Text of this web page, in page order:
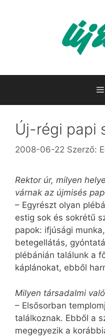
Új-régi papi
2008-06-22 Szerző:
Rektor úr, milyen
várnak az újmisés
– Egyrészt olyan
estig sok és sokrétű
papok: ifjúsági
betegellátás,
plébánián találunk a
káplánokat, ebből
Milyen társadalmi
– Elsősorban
találkoznak. Ebből a
megegyezik a